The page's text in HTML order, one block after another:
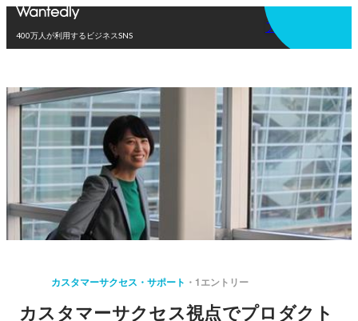
400万人が利用するビジネスSNS
アプリを使う
カスタマーサクセス・サポート 1エントリー
カスタマーサクセス視点でプロダクト